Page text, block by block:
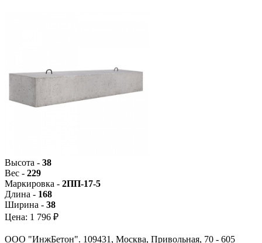
Высота - 38
Вес - 229
Маркировка - 2ПП-17-5
Длина - 168
Ширина - 38
Цена: 1 796 ₽
ООО "ИнжБетон". 109431, Москва, Привольная, 70 - 605